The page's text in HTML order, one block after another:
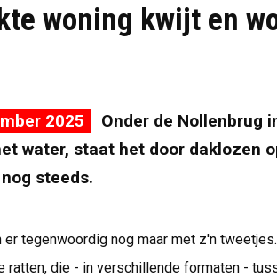
woning kwijt en
2025
Onder de Nollenbrug
water, staat het door daklozen
steeds.
er tegenwoordig nog maar met z'n
ratten, die - in verschillende formaten -